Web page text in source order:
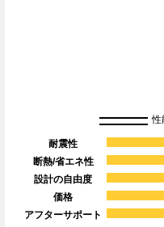
性
耐震性
断熱/省エネ性
設計の自由度
価格
アフターサポート